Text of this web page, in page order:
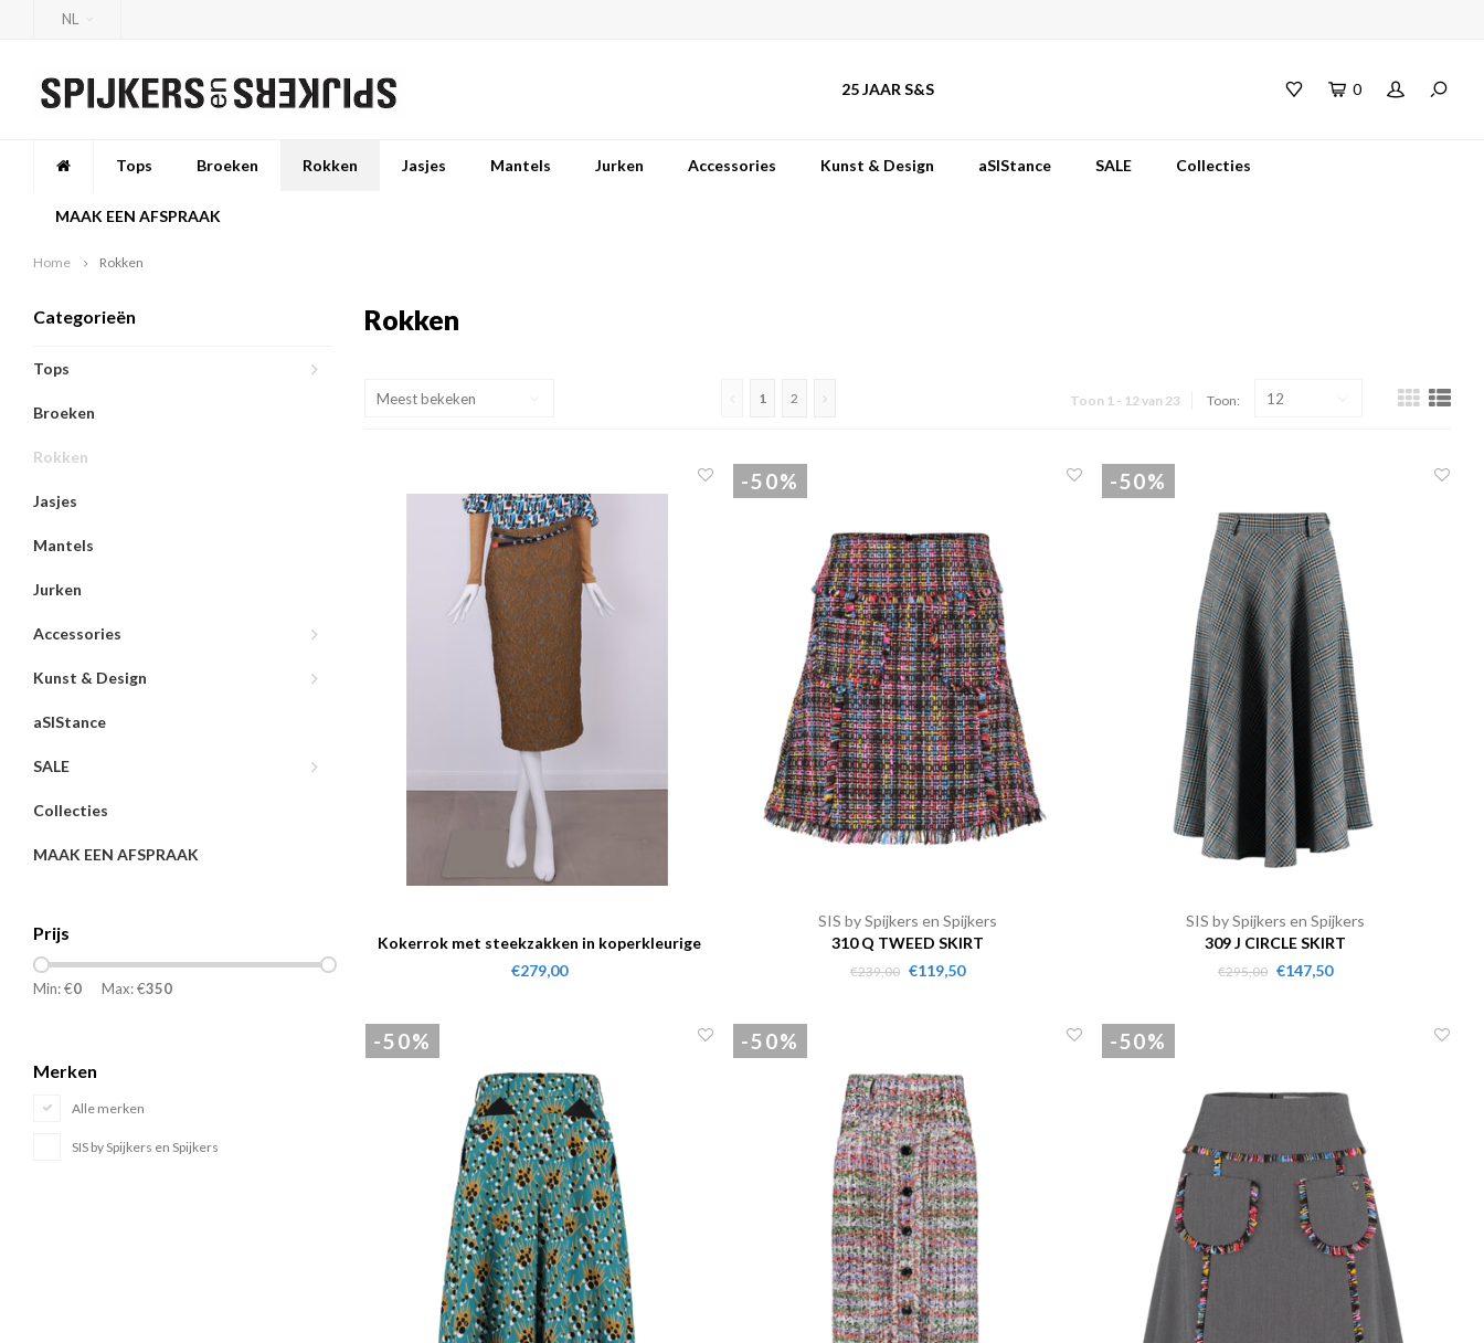
NL
25 JAAR S&S 0
Tops Broeken Rokken Jasjes Mantels Jurken Accessories Kunst & Design aSIStance SALE Collecties
MAAK EEN AFSPRAAK
Home Rokken
Categorieën
Tops
Broeken
Rokken
Jasjes
Mantels
Jurken
Accessories
Kunst & Design
aSIStance
SALE
Collecties
MAAK EEN AFSPRAAK
Prijs
Min: €0 Max: €350
Merken
Alle merken
SIS by Spijkers en Spijkers
Rokken
Meest bekeken 1 2 Toon 1 - 12 van 23 Toon: 12
Kokerrok met steekzakken in koperkleurige
relief jaquard
€279,00
-50%
SIS by Spijkers en Spijkers
310 Q TWEED SKIRT
€239,00 €119,50
-50%
SIS by Spijkers en Spijkers
309 J CIRCLE SKIRT
€295,00 €147,50
-50% -50% -50%